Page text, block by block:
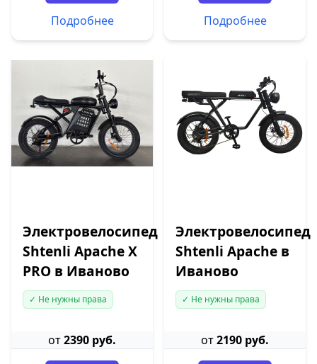
Подробнее
Подробнее
Электровелосипед
Shtenli Apache X
PRO в Иваново
✓ Не нужны права
от2390 руб.
Электровелосипед
Shtenli Apache в
Иваново
✓ Не нужны права
от2190 руб.